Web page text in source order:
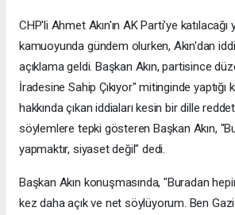
CHP'li Ahmet Akın'ın AK Parti'ye
kamuoyunda gündem olurken, Akın'dan
açıklama geldi. Başkan Akın, partisince
İradesine Sahip Çıkıyor" mitinginde yaptığı
hakkında çıkan iddiaları kesin bir dille
söylemlere tepki gösteren Başkan Akın,
yapmaktır, siyaset değil" dedi.
Başkan Akın konuşmasında, "Buradan
kez daha açık ve net söylüyorum. Ben